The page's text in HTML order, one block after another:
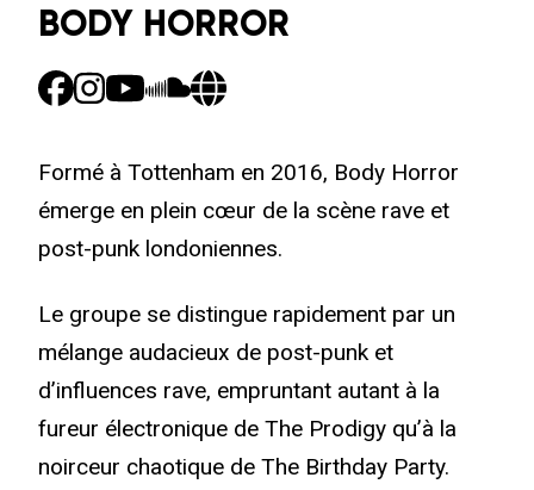
BODY HORROR
Formé à Tottenham en 2016, Body Horror
émerge en plein cœur de la scène rave et
post-punk londoniennes.
Le groupe se distingue rapidement par un
mélange audacieux de post-punk et
d’influences rave, empruntant autant à la
fureur électronique de The Prodigy qu’à la
noirceur chaotique de The Birthday Party.